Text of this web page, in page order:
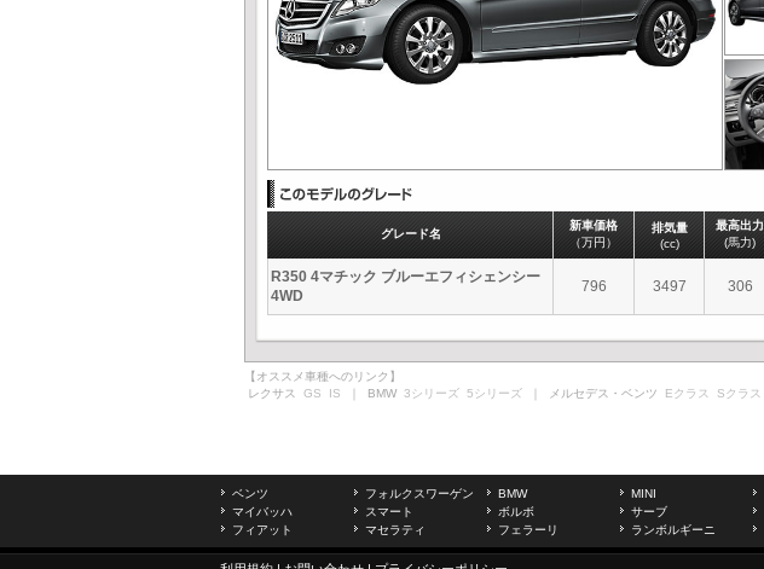
グレード名
新車価格
（万円）
排気量
(cc)
最高出力
(馬力)
R350 4マチック ブルーエフィシェンシー
4WD
796 3497 306
【オススメ車種へのリンク】
レクサス GS IS ｜ BMW 3シリーズ 5シリーズ ｜ メルセデス・ベンツ Eクラス Sクラス
ベンツ フォルクスワーゲン BMW MINI
マイバッハ
スマート ボルボ サーブ
フィアット
マセラティ フェラーリ ランボルギーニ